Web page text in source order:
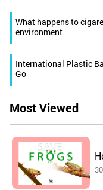
What happens to
environment
International Plastic
Go
Most Viewed